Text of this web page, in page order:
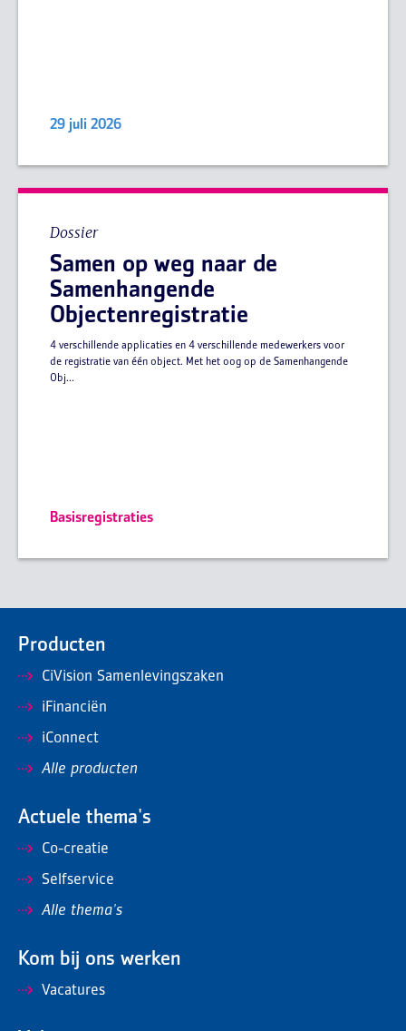
29 juli 2026
Dossier
Samen op weg naar de
Samenhangende
Objectenregistratie
4 verschillende applicaties en 4 verschillende medewerkers voor
de registratie van één object. Met het oog op de Samenhangende
Obj...
Basisregistraties
Producten
CiVision Samenlevingszaken
iFinanciën
iConnect
Alle producten
Actuele thema's
Co-creatie
Selfservice
Alle thema's
Kom bij ons werken
Vacatures